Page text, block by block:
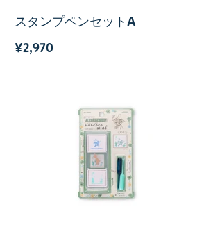
スタンプペンセットA
¥2,970